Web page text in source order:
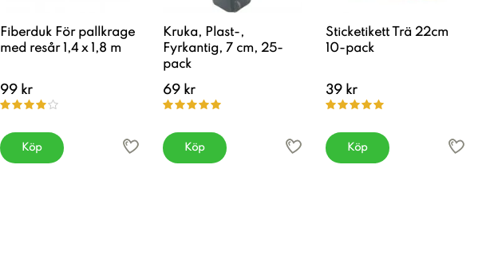
Fiberduk För pallkrage
med resår 1,4 x 1,8 m
99 kr
Köp
Kruka, Plast-,
Fyrkantig, 7 cm, 25-
pack
69 kr
Köp
Sticketikett Trä 22cm
10-pack
39 kr
Köp